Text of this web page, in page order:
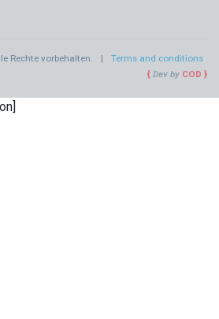
Rechte vorbehalten.
Terms and conditions
Dev by COD